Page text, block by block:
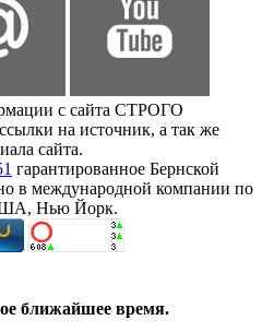
с сайта СТРОГО
на источник, а так же
сайта.
гарантированное Бернской
в международной компании по
Нью Йорк.
ближайшее время.